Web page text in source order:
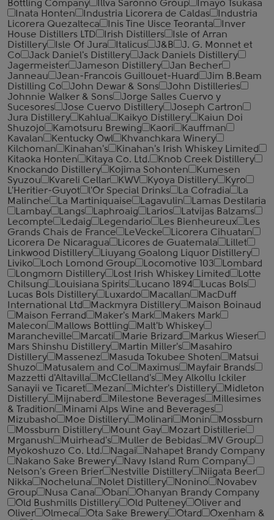
Bottling Company
Illva Saronno Group
Imayo Tsukasa
Inata Honten
Industria Licorera de Caldas
Industria
Licorera Quezalteca
Inis Tine Uisce Teoranta
Inver
House Distillers LTD
Irish Distillers
Isle of Arran
Distillery
Isle Of Jura Italicus J&B
J. G. Monnet et
Co
Jack Daniel's Distillery
Jack Daniels Distillery
Jagermeister
Jameson Distillery
Jan Becher
Janneau
Jean-Francois Guillouet-Huard
Jim B.Beam
Distilling Co
John Dewar & Sons
John Distilleries
Johnnie Walker & Sons
Jorge Salles Cuervo y
Sucesores
Jose Cuervo Distillery
Joseph Cartron
Jura Distillery
Kahlua Kaikyo Distillery
Kaiun Doi
Shuzojo
Kamotsuru Brewing Kaori
Kauffman
Kavalan
Kentucky Owl
Khvanchkara Winery
Kilchoman
Kinahan's
Kinahan's Irish Whiskey Limited
Kitaoka Honten
Kitaya Co. Ltd.
Knob Creek Distillery
Knockando Distillery
Kojima Sohonten
Kumesen
Syuzou
Kvareli Cellar KWV Kyoya Distillery
Kyro
L'Heritier-Guyot
l'Or Special Drinks La Cofradia
La
Malinche
La Martiniquaise Lagavulin
Lamas Destilaria
Lambay
Langs Laphroaig Larios
Latvijas Balzams
Lecompte
Ledaig Legendario Les Bienheureux
Les
Grands Chais de France
LeVecke
Licorera Cihuatan
Licorera De Nicaragua
Licores de Guatemala
Lillet
Linkwood Distillery
Liuyang Goalong Liquor Distillery
Liviko
Loch Lomond Group Locomotive 103
Lombard
Longmorn Distillery
Lost Irish Whiskey Limited
Lotte
Chilsung
Louisiana Spirits Lucano 1894
Lucas Bols
Lucas Bols Distillery
Luxardo Macallan
MacDuff
International Ltd
Mackmyra Distillery
Maison Boinaud
Maison Ferrand
Maker's Mark
Makers Mark
Malecon
Mallows Bottling
Malt'b Whiskey
Marancheville
Marcati Marie Brizard
Markus Wieser
Mars Shinshu Distillery
Martin Miller's
Masahiro
Distillery
Massenez Masuda Tokubee Shoten
Matsui
Shuzo
Matusalem and Co Maximus
Mayfair Brands
Mazzetti d'Altavilla
McClelland's
Mey Alkollu Ickiler
Sanayii ve Ticaret
Mezan Michter's Distillery
Midleton
Distillery
Mijnaberd Milestone Beverages
Millesimes
& Tradition
Minami Alps Wine and Beverages
Mizubasho
Moe Distillery Molinari Monin
Mossburn
Mossburn Distillery
Mount Gay
Mozart Distillerie
Mrganush
Muirhead's Muller de Bebidas
MV Group
Myokoshuzo Co. Ltd.
Nagai
Nahapet Brandy Company
Nakano Sake Brewery
Navy Island Rum Company
Nelson's Green Brier
Nestville Distillery
Niigata Beer
Nikka
Nocheluna Nolet Distillery Nonino
Novabev
Group
Nusa Cana Oban
Ohanyan Brandy Company
Old Bushmills Distillery
Old Pulteney
Oliver and
Oliver
Olmeca Ota Sake Brewery Otard
Oxenham &